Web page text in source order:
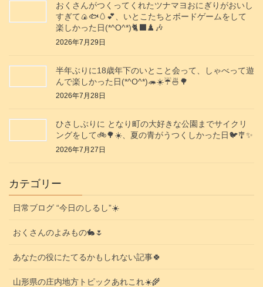
おくさんがつくってくれたツナマヨおにぎりがおいし
すぎて🍙🐟️🥚💕、いとこたちとボードゲームをして
楽しかった日(*^O^*)🐈‍⬛♟️🎶
2026年7月29日
半年ぶりに18歳年下のいとこと会って、しゃべって遊
んで楽しかった日(*^O^*)🦔☀️☔🍜🌳
2026年7月28日
ひさしぶりに となり町の大好きな公園までサイクリ
ングをして🚲️🌳☀️、夏の青がうつくしかった日🐦️🎐✨️
2026年7月27日
カテゴリー
日常ブログ “今日のしるし”☀️
おくさんのよみもの🐇🌷
あなたの役にたてるかもしれない記事🍀
山形県の庄内地方トピックあれこれ☀️🌾